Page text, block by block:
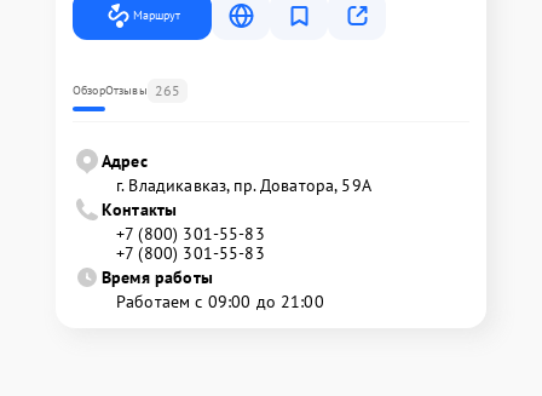
Маршрут
ОбзорОтзывы 265
Адрес
г. Владикавказ, пр. Доватора, 59А
Контакты
+7 (800) 301-55-83
+7 (800) 301-55-83
Время работы
Работаем с 09:00 до 21:00